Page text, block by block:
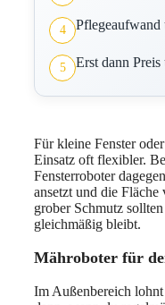
4 Pflegeaufwand
5 Erst dann
Für kleine Fenster
Einsatz oft flexibler.
Fensterroboter
ansetzt und die
grober Schmutz
gleichmäßig bleibt.
Mähroboter für
Im Außenbereich